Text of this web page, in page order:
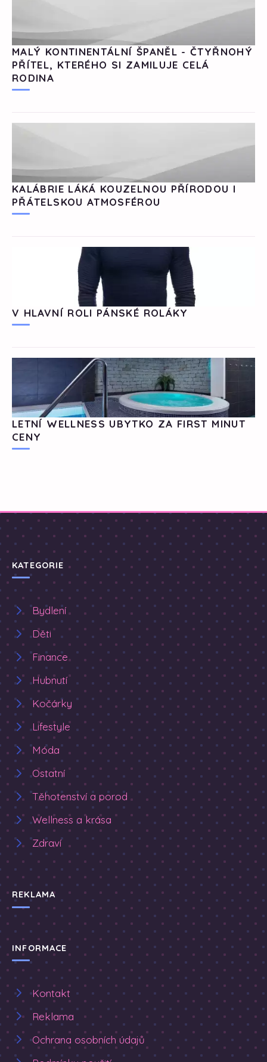
MALÝ KONTINENTÁLNÍ ŠPANĚL - ČTYŘNOHÝ
PŘÍTEL, KTERÉHO SI ZAMILUJE CELÁ
RODINA
KALÁBRIE LÁKÁ KOUZELNOU PŘÍRODOU I
PŘÁTELSKOU ATMOSFÉROU
V HLAVNÍ ROLI PÁNSKÉ ROLÁKY
LETNÍ WELLNESS UBYTKO ZA FIRST MINUT
CENY
KATEGORIE
Bydlení
Děti
Finance
Hubnutí
Kočárky
Lifestyle
Móda
Ostatní
Těhotenství a porod
Wellness a krása
Zdraví
REKLAMA
INFORMACE
Kontakt
Reklama
Ochrana osobních údajů